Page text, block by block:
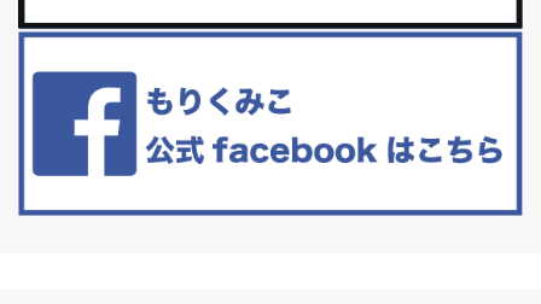
白髪・美容・免疫力、現代人に足りないのは海藻！
リーブオイルorごま油をたらす。&n...